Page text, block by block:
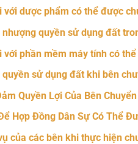
với dược phẩm có thể được
quyền sử dụng đất
với phần mềm máy tính có
sử dụng đất khi bên
Quyền Lợi Của Bên
Hợp Đồng Dân Sự Có Thể
của các bên khi thực hiện